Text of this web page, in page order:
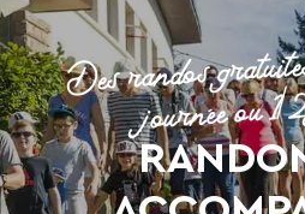
GRATUITE
Des randosjournée ou
vous
pour
être
informé·e
de
tous